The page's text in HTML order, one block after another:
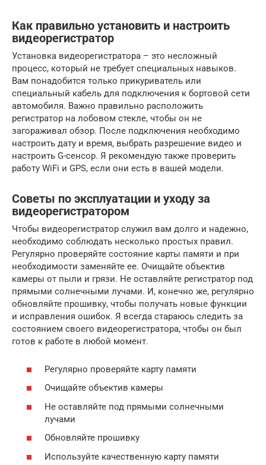
Как правильно установить и настроить
видеорегистратор
Установка видеорегистратора – это несложный
процесс, который не требует специальных навыков.
Вам понадобится только прикуриватель или
специальный кабель для подключения к бортовой сети
автомобиля. Важно правильно расположить
регистратор на лобовом стекле, чтобы он не
загораживал обзор. После подключения необходимо
настроить дату и время, выбрать разрешение видео и
настроить G-сенсор. Я рекомендую также проверить
работу WiFi и GPS, если они есть в вашей модели.
Советы по эксплуатации и уходу за
видеорегистратором
Чтобы видеорегистратор служил вам долго и надежно,
необходимо соблюдать несколько простых правил.
Регулярно проверяйте состояние карты памяти и при
необходимости заменяйте ее. Очищайте объектив
камеры от пыли и грязи. Не оставляйте регистратор под
прямыми солнечными лучами. И, конечно же, регулярно
обновляйте прошивку, чтобы получать новые функции
и исправления ошибок. Я всегда стараюсь следить за
состоянием своего видеорегистратора, чтобы он был
готов к работе в любой момент.
Регулярно проверяйте карту памяти
Очищайте объектив камеры
Не оставляйте под прямыми солнечными
лучами
Обновляйте прошивку
Используйте качественную карту памяти